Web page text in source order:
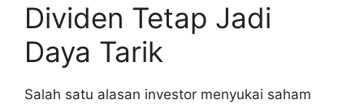
Dividen Tetap Jadi
Daya Tarik
Salah satu alasan investor menyukai saham